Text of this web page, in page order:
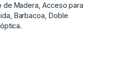
de Madera, Acceso para
Barbacoa, ‌Doble